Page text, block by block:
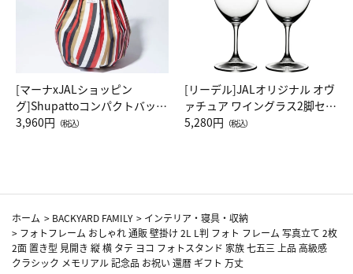
[マーナxJALショッピン
グ]Shupattoコンパクトバッグ
Drop JAL客室乗務員（LC）ス
3,960円 （税込）
[リーデル]JALオリジナル オヴ
ァチュア ワイングラス2脚セッ
ト（レッドワイン）
5,280円 （税込）
ホーム > BACKYARD FAMILY > インテリア・寝具・収納
> フォトフレーム おしゃれ 通販 壁掛け 2L L判 フォト フレーム 写真立て 2枚
2面 置き型 見開き 縦 横 タテ ヨコ フォトスタンド 家族 七五三 上品 高級感
クラシック メモリアル 記念品 お祝い 還暦 ギフト 万丈